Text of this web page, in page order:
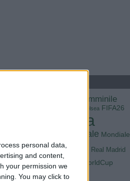
personal data,
and content,
your permission we
You may click to
calcio femminile
Chelsea FIFA26
Italia
Mondiale Mondiale
Nazionale Real Madrid
Serie A
WorldCup